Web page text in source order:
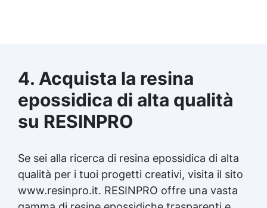
4. Acquista la resina
epossidica di alta qualità
su RESINPRO
Se sei alla ricerca di resina epossidica di alta
qualità per i tuoi progetti creativi, visita il sito
www.resinpro.it. RESINPRO offre una vasta